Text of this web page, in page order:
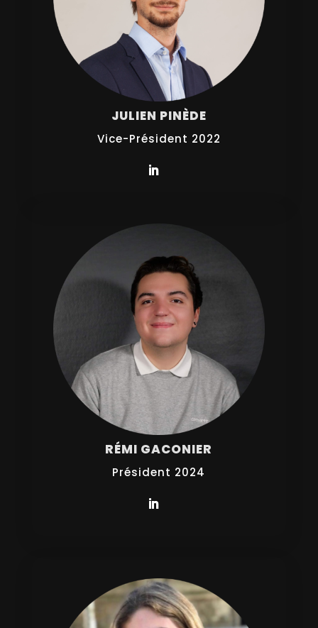
JULIEN PINÈDE
Vice-Président 2022
RÉMI GACONIER
Président 2024